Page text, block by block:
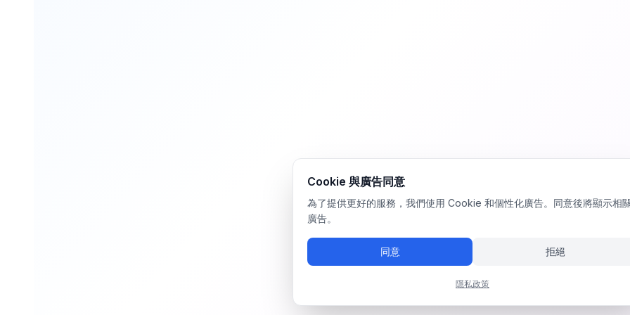
Cookie 與廣告同意
為了提供更好的服務，我們使用 Cookie 和個性化廣告。同意後將顯示相
廣告。
同意 拒絕
隱私政策